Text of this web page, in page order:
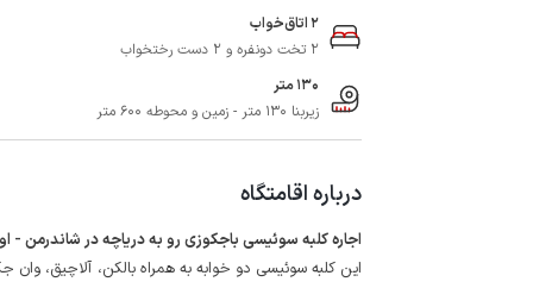
2 اتاق‌خواب
2 تخت دونفره و 2 دست رختخواب
130 متر
زیربنا 130 متر - زمین و محوطه 600 متر
درباره اقامتگاه
اجاره کلبه سوئیسی باجکوزی رو به دریاچه در شاندرمن -
این کلبه سوئیسی دو خوابه به همراه بالکن، آلاچیق،